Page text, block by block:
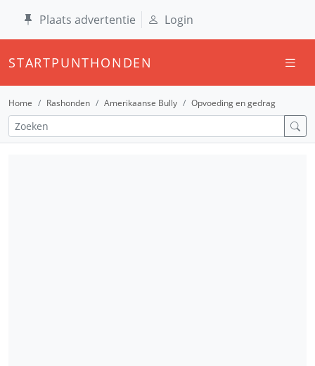
Plaats advertentie Login
STARTPUNTHONDEN
Home Rashonden Amerikaanse Bully Opvoeding en gedrag